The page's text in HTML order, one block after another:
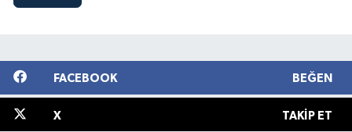
FACEBOOK BEĞEN
X TAKIP ET